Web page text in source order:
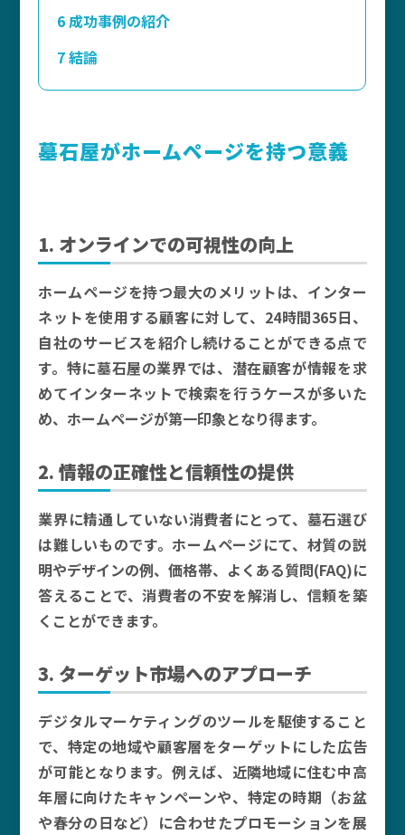
6成功事例の紹介
7結論
墓石屋がホームページを持つ意義
1. オンラインでの可視性の向上
ホームページを持つ最大のメリットは、インター
ネットを使用する顧客に対して、24時間365日、
自社のサービスを紹介し続けることができる点で
す。特に墓石屋の業界では、潜在顧客が情報を求
めてインターネットで検索を行うケースが多いた
め、ホームページが第一印象となり得ます。
2. 情報の正確性と信頼性の提供
業界に精通していない消費者にとって、墓石選び
は難しいものです。ホームページにて、材質の説
明やデザインの例、価格帯、よくある質問(FAQ)に
答えることで、消費者の不安を解消し、信頼を築
くことができます。
3. ターゲット市場へのアプローチ
デジタルマーケティングのツールを駆使すること
で、特定の地域や顧客層をターゲットにした広告
が可能となります。例えば、近隣地域に住む中高
年層に向けたキャンペーンや、特定の時期（お盆
や春分の日など）に合わせたプロモーションを展